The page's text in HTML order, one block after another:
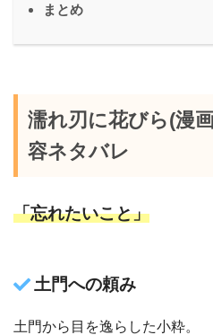
まとめ
濡れ刃に花びら(漫
容ネタバレ
「忘れたいこと」
土門への頼み
土門から目を逸らした小粋。